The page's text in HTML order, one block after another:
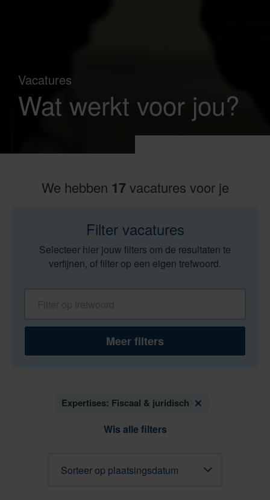
Vacatures
Wat werkt voor jou?
We hebben 17vacatures voor je
Filter vacatures
Selecteer hier jouw filters om de resultaten te
verfijnen, of filter op een eigen trefwoord.
Meer filters
Expertises: Fiscaal & juridisch
Wis alle filters
Sorteren